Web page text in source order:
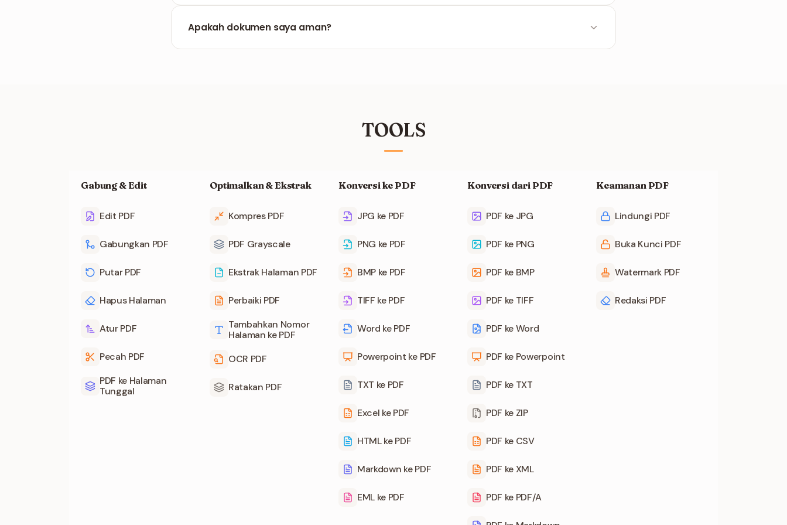
pemrosesan sedikit lebih lama.
Apakah dokumen saya aman?
TOOLS
Gabung & Edit
Edit PDF
Gabungkan PDF
Putar PDF
Hapus Halaman
Atur PDF
Pecah PDF
PDF ke Halaman
Tunggal
Optimalkan & Ekstrak
Kompres PDF
PDF Grayscale
Ekstrak Halaman PDF
Perbaiki PDF
Tambahkan Nomor
Halaman ke PDF
OCR PDF
Ratakan PDF
Konversi ke PDF
JPG ke PDF
PNG ke PDF
BMP ke PDF
TIFF ke PDF
Word ke PDF
Powerpoint ke PDF
TXT ke PDF
Excel ke PDF
HTML ke PDF
Markdown ke PDF
EML ke PDF
Konversi dari PDF
PDF ke JPG
PDF ke PNG
PDF ke BMP
PDF ke TIFF
PDF ke Word
PDF ke Powerpoint
PDF ke TXT
PDF ke ZIP
PDF ke CSV
PDF ke XML
PDF ke PDF/A
Keamanan PDF
Lindungi PDF
Buka Kunci PDF
Watermark PDF
Redaksi PDF